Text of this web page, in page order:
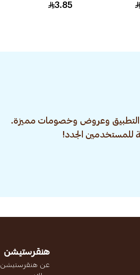
3.85
التطبيق وعروض وخصومات مميزة.
للمستخدمين الجدد!
هنقرستيشن
عن هنقرستيشن